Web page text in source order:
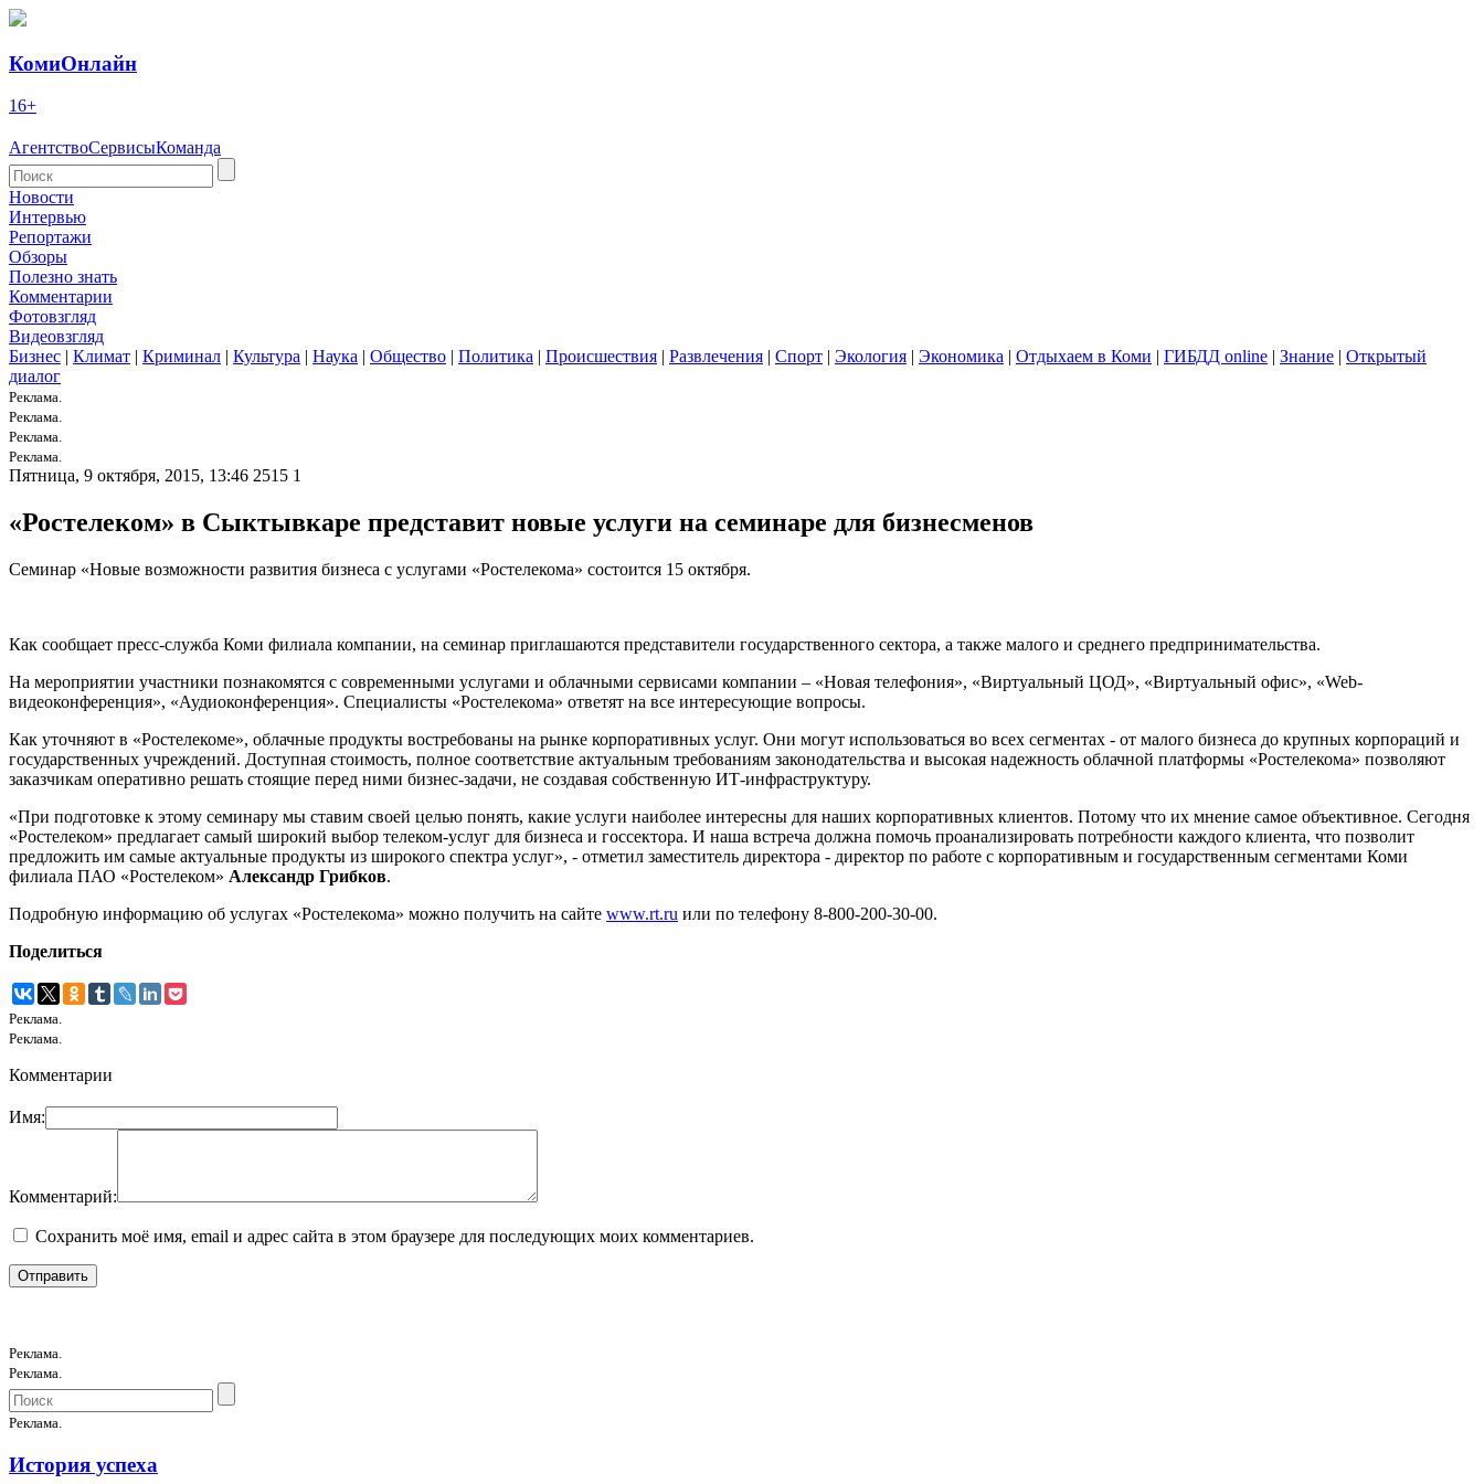
КомиОнлайн
16+
АгентствоСервисыКоманда
Новости
Интервью
Репортажи
Обзоры
Полезно знать
Комментарии
Фотовзгляд
Видеовзгляд
Бизнес | Климат | Криминал | Культура | Наука | Общество | Политика | Происшествия | Развлечения | Спорт | Экология | Экономика | Отдыхаем в Коми | ГИБДД online | Знание | Открытый
диалог
Реклама.
Реклама.
Реклама.
Реклама.
Пятница, 9 октября, 2015, 13:46 2515 1
«Ростелеком» в Сыктывкаре представит новые услуги на семинаре для бизнесменов
Семинар «Новые возможности развития бизнеса с услугами «Ростелекома» состоится 15 октября.
Как сообщает пресс-служба Коми филиала компании, на семинар приглашаются представители государственного сектора, а также малого и среднего предпринимательства.
На мероприятии участники познакомятся с современными услугами и облачными сервисами компании – «Новая телефония», «Виртуальный ЦОД», «Виртуальный офис», «Web-
видеоконференция», «Аудиоконференция». Специалисты «Ростелекома» ответят на все интересующие вопросы.
Как уточняют в «Ростелекоме», облачные продукты востребованы на рынке корпоративных услуг. Они могут использоваться во всех сегментах - от малого бизнеса до крупных корпораций и
государственных учреждений. Доступная стоимость, полное соответствие актуальным требованиям законодательства и высокая надежность облачной платформы «Ростелекома» позволяют
заказчикам оперативно решать стоящие перед ними бизнес-задачи, не создавая собственную ИТ-инфраструктуру.
«При подготовке к этому семинару мы ставим своей целью понять, какие услуги наиболее интересны для наших корпоративных клиентов. Потому что их мнение самое объективное. Сегодня
«Ростелеком» предлагает самый широкий выбор телеком-услуг для бизнеса и госсектора. И наша встреча должна помочь проанализировать потребности каждого клиента, что позволит
предложить им самые актуальные продукты из широкого спектра услуг», - отметил заместитель директора - директор по работе с корпоративным и государственным сегментами Коми
филиала ПАО «Ростелеком» Александр Грибков.
Подробную информацию об услугах «Ростелекома» можно получить на сайте www.rt.ru или по телефону 8-800-200-30-00.
Поделиться
Реклама.
Реклама.
Комментарии
Имя:
Комментарий:
Сохранить моё имя, email и адрес сайта в этом браузере для последующих моих комментариев.
Реклама.
Реклама.
Реклама.
История успеха